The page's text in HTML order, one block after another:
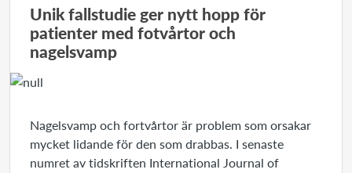
Unik fallstudie ger nytt hopp för
patienter med fotvårtor och
nagelsvamp
Nagelsvamp och fortvårtor är problem som orsakar
mycket lidande för den som drabbas. I senaste
numret av tidskriften International Journal of